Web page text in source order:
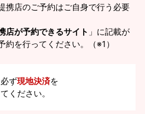
携店のご予約はご自身で行う必要
店が予約できるサイト 」に記載が
を行ってください。（※1）
ず現地決済を
ください。